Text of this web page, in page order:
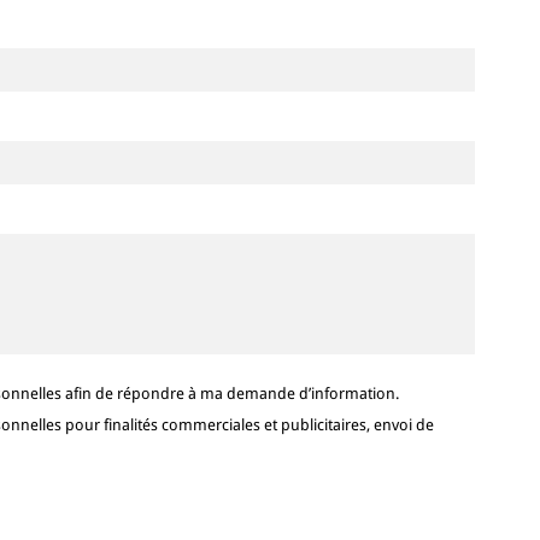
afin de répondre à ma demande d’information.
pour finalités commerciales et publicitaires, envoi de